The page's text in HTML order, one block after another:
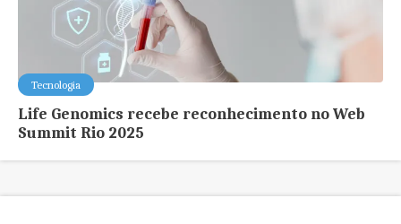
Tecnologia
Life Genomics recebe reconhecimento no Web
Summit Rio 2025